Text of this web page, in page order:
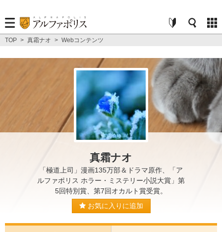
TOP > 真霜ナオ > Webコンテンツ
真霜ナオ
「極道上司」漫画135万部＆ドラマ原作、「ア
ルファポリス ホラー・ミステリー小説大賞」第
5回特別賞、第7回オカルト賞受賞。
お気に入りに追加